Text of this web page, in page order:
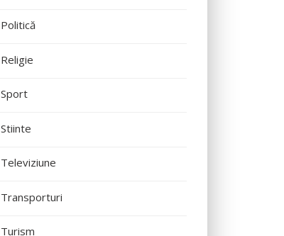
Politică
Religie
Sport
Stiinte
Televiziune
Transporturi
Turism